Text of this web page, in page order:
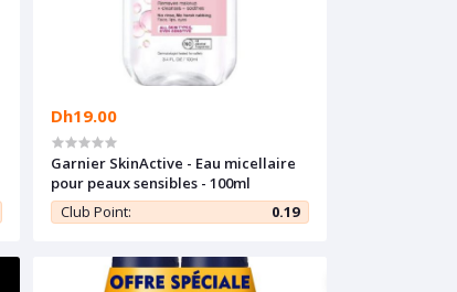
Dh19.00
Garnier SkinActive - Eau micellaire
pour peaux sensibles - 100ml
Club Point:
0.19